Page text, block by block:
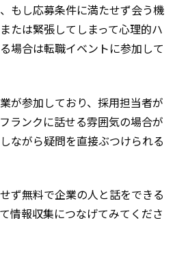
もし応募条件に満たせず会う機
たは緊張してしまって心理的ハ
場合は転職イベントに参加して
が参加しており、採用担当者が
ランクに話せる雰囲気の場合が
ながら疑問を直接ぶつけられる
ず無料で企業の人と話をできる
情報収集につなげてみてくださ